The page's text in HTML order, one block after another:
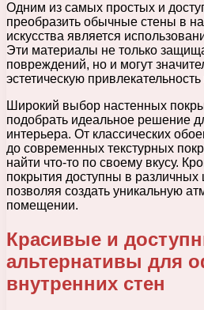
Одним из самых простых и
преобразить обычные стены в
искусства является
Эти материалы не только
повреждений, но и могут
эстетическую
Широкий выбор настенных
подобрать идеальное решение
интерьера. От классических
до современных текстурных
найти что-то по своему вкусу.
покрытия доступны в различных
позволяя создать уникальную
помещении.
Красивые и
альтернативы для
внутренних стен